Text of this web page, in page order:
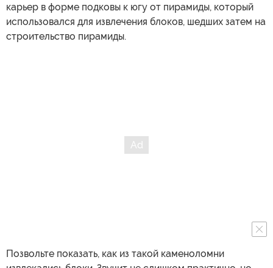
карьер в форме подковы к югу от пирамиды, который
использовался для извлечения блоков, шедших затем на
строительство пирамиды.
Позвольте показать, как из такой каменоломни